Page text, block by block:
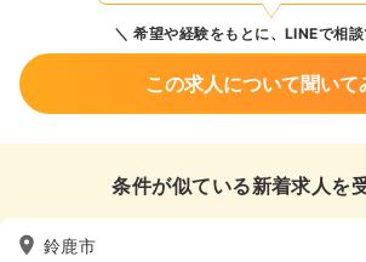
希望や経験をもとに、LINEで相談
この求人について聞いて
条件が似ている新着求人を
鈴鹿市